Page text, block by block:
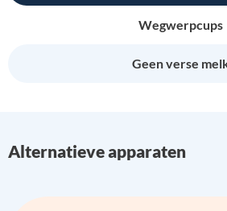
Wegwerpcups
Geen verse
Alternatieve apparaten